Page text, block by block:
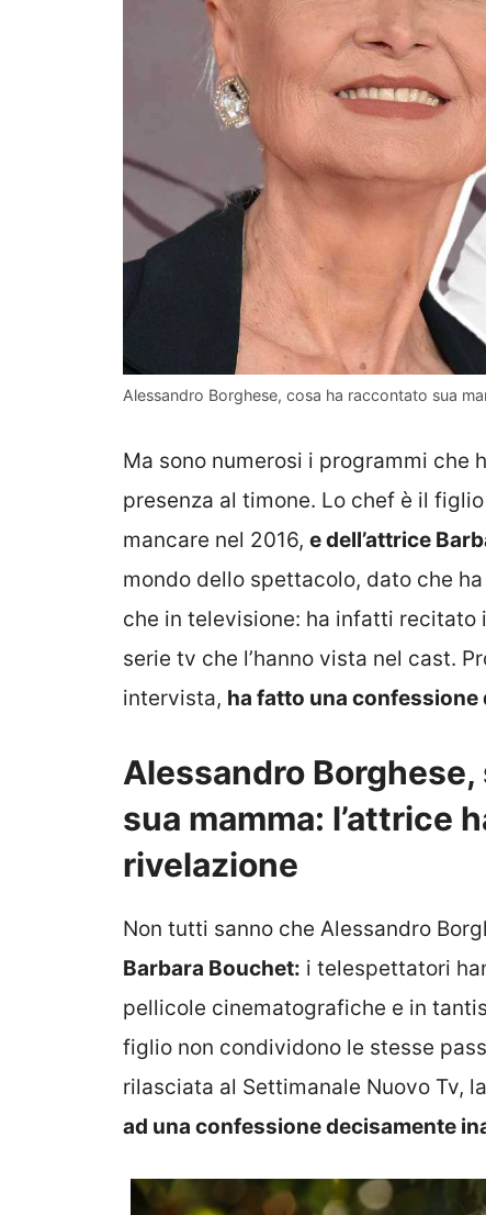
Alessandro Borghese, cosa ha raccontato sua
Ma sono numerosi i programmi che
presenza al timone. Lo chef è il
mancare nel 2016, e dell’attrice
mondo dello spettacolo, dato che
che in televisione: ha infatti
serie tv che l’hanno vista nel cast.
intervista, ha fatto una
Alessandro
sua mamma: l’attrice
rivelazione
Non tutti sanno che Alessandro
Barbara Bouchet: i telespettatori
pellicole cinematografiche e in
figlio non condividono le stesse
rilasciata al Settimanale Nuovo Tv,
ad una confessione decisamente